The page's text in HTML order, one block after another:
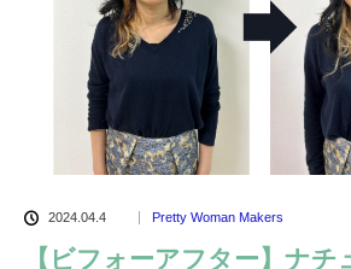
2024.04.4 Pretty Woman Makers
【ビフォーアフター】ナチ